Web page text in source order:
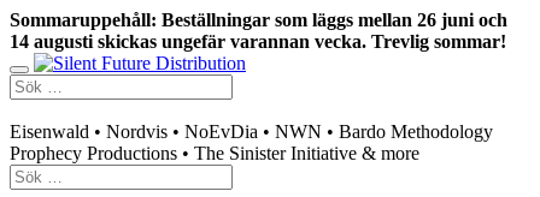
Sommaruppehåll: Beställningar som läggs mellan 26 juni och
14 augusti skickas ungefär varannan vecka. Trevlig sommar!
Eisenwald • Nordvis • NoEvDia • NWN • Bardo Methodology
Prophecy Productions • The Sinister Initiative & more